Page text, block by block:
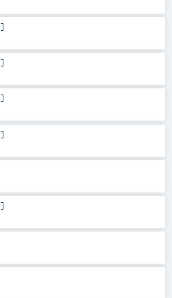
]
]
]
]
]